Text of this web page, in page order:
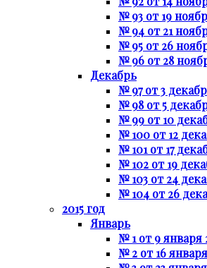
№ 93 от 19
№ 94 от 21
№ 95 от 26
№ 96 от 28
Декабрь
№ 97 от 3
№ 98 от 5
№ 99 от 10
№ 100 от 12
№ 101 от 17
№ 102 от 19
№ 103 от 24
№ 104 от 26
2015 год
Январь
№ 1 от 9 января
№ 2 от 16